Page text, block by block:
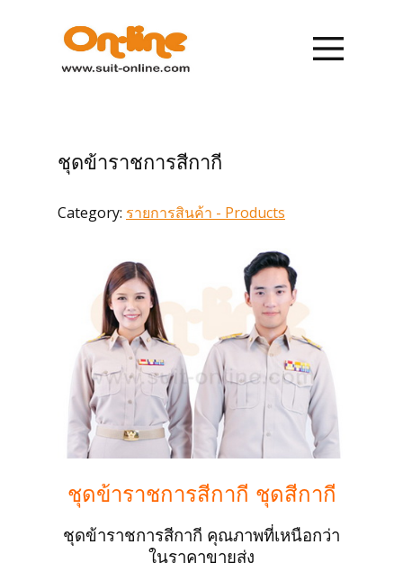
หน้าแรก
เกี่ยวกับเรา
ข่าวสาร
ติดต่อเรา
ชุดข้าราชการสีกากี
Category: รายการสินค้า - Products
ชุดข้าราชการสีกากี ชุดสีกากี
ชุดข้าราชการสีกากี คุณภาพที่เหนือกว่า
ในราคาขายส่ง